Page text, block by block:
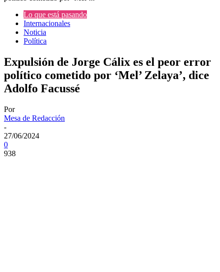
Lo que está pasando
Internacionales
Noticia
Política
Expulsión de Jorge Cálix es el peor error
político cometido por ‘Mel’ Zelaya’, dice
Adolfo Facussé
Por
Mesa de Redacción
-
27/06/2024
0
938